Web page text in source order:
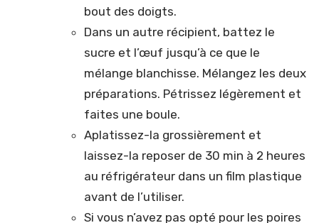
bout des doigts.
Dans un autre récipient, battez le
sucre et l’œuf jusqu’à ce que le
mélange blanchisse. Mélangez les deux
préparations. Pétrissez légèrement et
faites une boule.
Aplatissez-la grossièrement et
laissez-la reposer de 30 min à 2 heures
au réfrigérateur dans un film plastique
avant de l’utiliser.
Si vous n’avez pas opté pour les poires